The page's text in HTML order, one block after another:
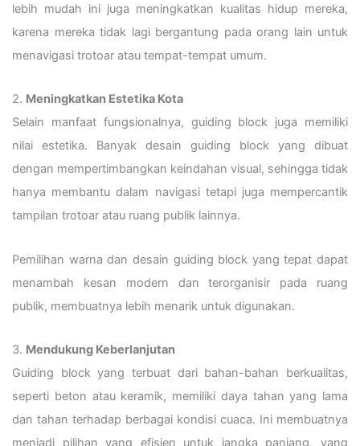
lebih mudah ini juga meningkatkan kualitas hidup mereka,
karena mereka tidak lagi bergantung pada orang lain untuk
menavigasi trotoar atau tempat-tempat umum.
2. Meningkatkan Estetika Kota
Selain manfaat fungsionalnya, guiding block juga memiliki
nilai estetika. Banyak desain guiding block yang dibuat
dengan mempertimbangkan keindahan visual, sehingga tidak
hanya membantu dalam navigasi tetapi juga mempercantik
tampilan trotoar atau ruang publik lainnya.
Pemilihan warna dan desain guiding block yang tepat dapat
menambah kesan modern dan terorganisir pada ruang
publik, membuatnya lebih menarik untuk digunakan.
3. Mendukung Keberlanjutan
Guiding block yang terbuat dari bahan-bahan berkualitas,
seperti beton atau keramik, memiliki daya tahan yang lama
dan tahan terhadap berbagai kondisi cuaca. Ini membuatnya
menjadi pilihan yang efisien untuk jangka panjang, yang